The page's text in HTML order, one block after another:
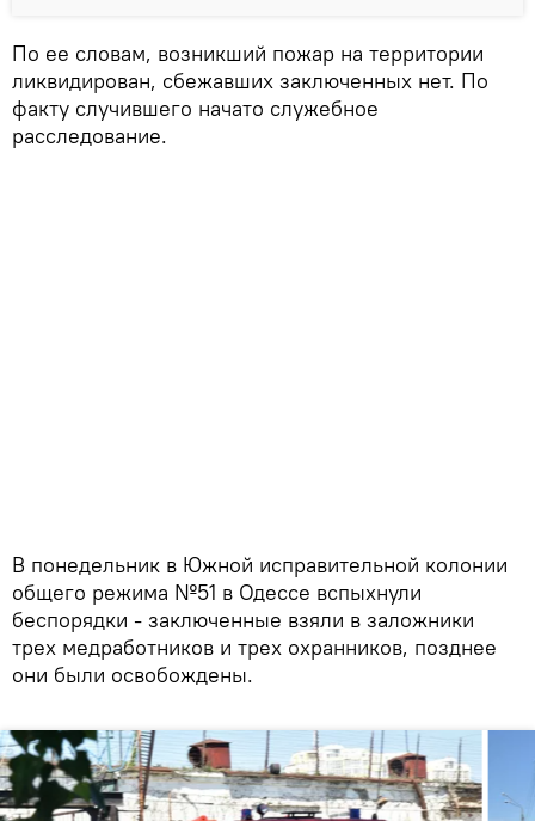
По ее словам, возникший пожар на территории
ликвидирован, сбежавших заключенных нет. По
факту случившего начато служебное
расследование.
В понедельник в Южной исправительной колонии
общего режима №51 в Одессе вспыхнули
беспорядки - заключенные взяли в заложники
трех медработников и трех охранников, позднее
они были освобождены.